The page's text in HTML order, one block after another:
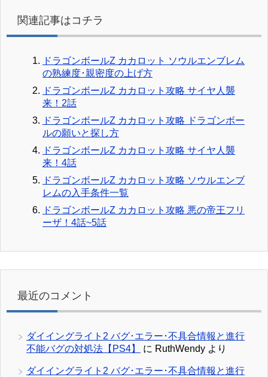
関連記事はコチラ
ドラゴンボールZ カカロット ソウルエンブレム
の熟練度･親密度の上げ方
ドラゴンボールZ カカロット攻略 サイヤ人襲
来！2話
ドラゴンボールZ カカロット攻略 ドラゴンボー
ルの願いと探し方
ドラゴンボールZ カカロット攻略 サイヤ人襲
来！4話
ドラゴンボールZ カカロット攻略 ソウルエンブ
レムの入手条件一覧
ドラゴンボールZ カカロット攻略 悪の帝王フリ
ーザ！4話~5話
最近のコメント
ダイイングライト2 バグ･エラー･不具合情報と進行
不能バグの対処法【PS4】
に RuthWendy より
ダイイングライト2 バグ･エラー･不具合情報と進行